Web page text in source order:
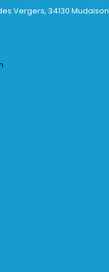
Vergers, 34130 Mudaison